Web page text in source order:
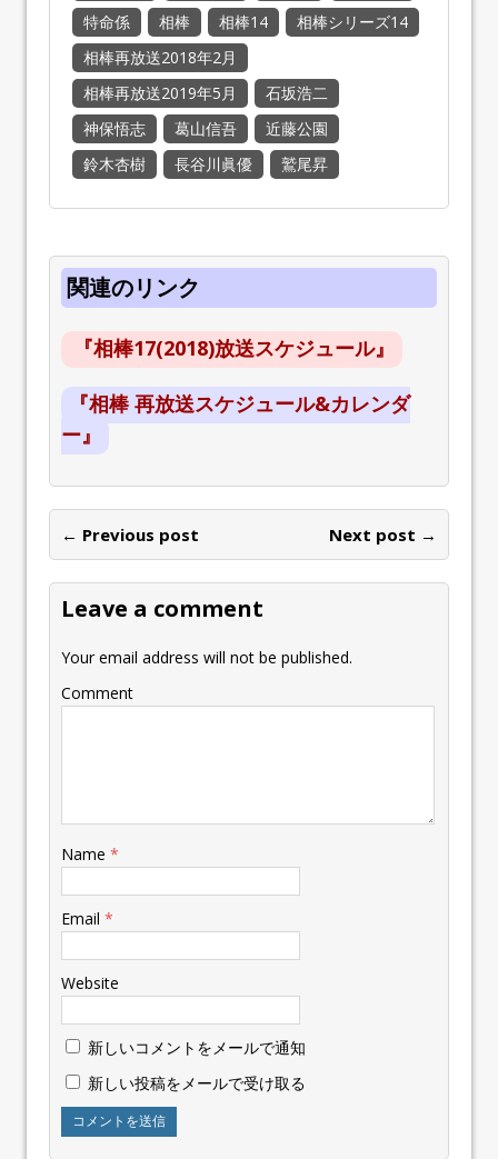
特命係 相棒 相棒14
相棒シリーズ14
相棒再放送2018年2月
相棒再放送2019年5月
石坂浩二
神保悟志
葛山信吾
近藤公園
鈴木杏樹
長谷川眞優 鷲尾昇
関連のリンク
『相棒17(2018)放送スケジュール』
『相棒 再放送スケジュール&カレンダ
ー』
← Previous post Next post →
Leave a comment
Your email address will not be published.
Comment
Name *
Email *
Website
新しいコメントをメールで通知
新しい投稿をメールで受け取る